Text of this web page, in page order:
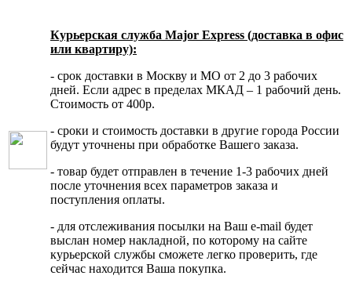
Курьерская служба Major Express (доставка в офис
или квартиру):
- срок доставки в Москву и МО от 2 до 3 рабочих
дней. Если адрес в пределах МКАД – 1 рабочий день.
Стоимость от 400р.
- сроки и стоимость доставки в другие города России
будут уточнены при обработке Вашего заказа.
- товар будет отправлен в течение 1-3 рабочих дней
после уточнения всех параметров заказа и
поступления оплаты.
- для отслеживания посылки на Ваш e-mail будет
выслан номер накладной, по которому на сайте
курьерской службы сможете легко проверить, где
сейчас находится Ваша покупка.